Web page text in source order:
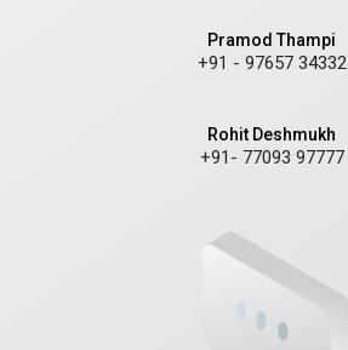
Pramod Thampi
+91 - 97657 34332
Rohit Deshmukh
+91- 77093 97777